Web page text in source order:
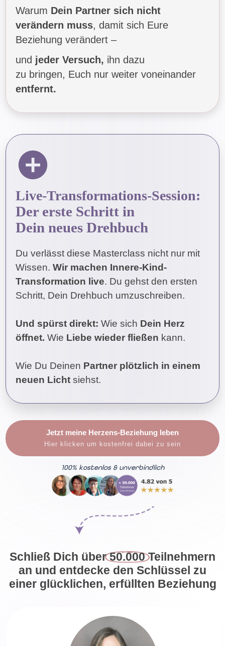
Warum Dein Partner sich nicht
verändern muss, damit sich Eure
Beziehung verändert –
und jeder Versuch, ihn dazu
zu bringen, Euch nur weiter voneinander
entfernt.
Live-Transformations-Session:
Der erste Schritt in
Dein neues Drehbuch
Du verlässt diese Masterclass nicht nur mit
Wissen. Wir machen Innere-Kind-
Transformation live. Du gehst den ersten
Schritt, Dein Drehbuch umzuschreiben.
Und spürst direkt: Wie sich Dein Herz
öffnet. Wie Liebe wieder fließen kann.
Wie Du Deinen Partner plötzlich in einem
neuen Licht siehst.
Jetzt meine Herzens-Beziehung leben
Hier klicken um kostenfrei dabei zu sein
100% kostenlos & unverbindlich
Schließ Dich über 50.000 Teilnehmern
an und entdecke den Schlüssel zu
einer glücklichen, erfüllten Beziehung